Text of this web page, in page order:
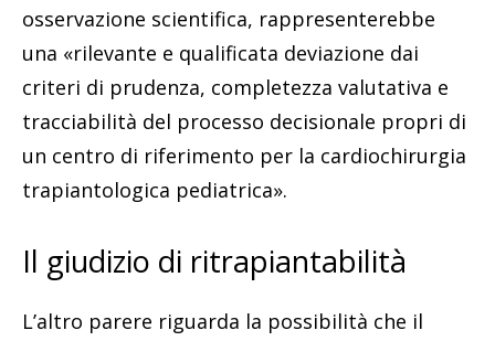
osservazione scientifica, rappresenterebbe
una «rilevante e qualificata deviazione dai
criteri di prudenza, completezza valutativa e
tracciabilità del processo decisionale propri di
un centro di riferimento per la cardiochirurgia
trapiantologica pediatrica».
Il giudizio di ritrapiantabilità
L’altro parere riguarda la possibilità che il